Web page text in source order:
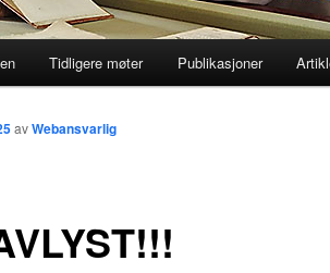
Tidligere møter Publikasjoner
avWebansvarlig